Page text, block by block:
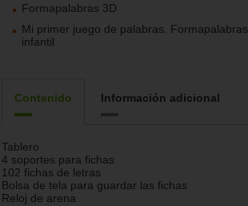
Formapalabras 3D
Mi primer juego de palabras. Formapalabras
infantil
Contenido Información adicional
Tablero
4 soportes para fichas
102 fichas de letras
Bolsa de tela para guardar las fichas
Reloj de arena